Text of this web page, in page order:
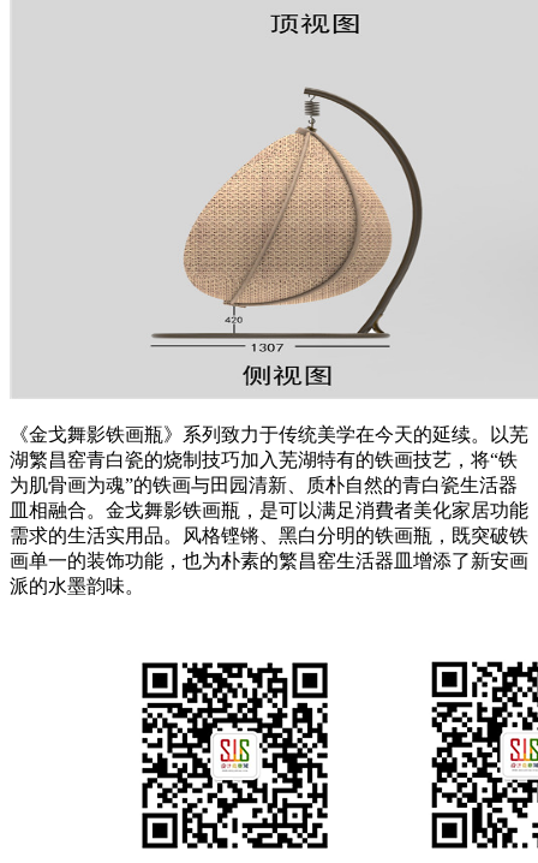
《金戈舞影铁画瓶》系列致力于传统美学在今天的延续。以芜
湖繁昌窑青白瓷的烧制技巧加入芜湖特有的铁画技艺，将“铁
为肌骨画为魂”的铁画与田园清新、质朴自然的青白瓷生活器
皿相融合。金戈舞影铁画瓶，是可以满足消費者美化家居功能
需求的生活实用品。风格铿锵、黑白分明的铁画瓶，既突破铁
画单一的装饰功能，也为朴素的繁昌窑生活器皿增添了新安画
派的水墨韵味。